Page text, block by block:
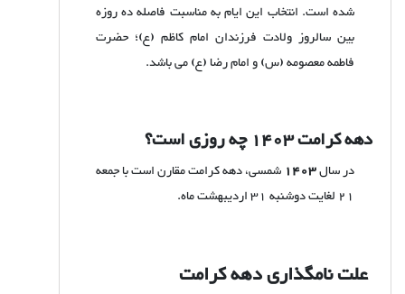
شده است. انتخاب این ایام به مناسبت فاصله ده روزه
بین سالروز ولادت فرزندان امام کاظم (ع)؛ حضرت
فاطمه معصومه (س) و امام رضا (ع) می باشد.
دهه کرامت1403 چه روزی است؟
در سال1403 شمسی، دهه کرامت مقارن است با جمعه
21 لغایت دوشنبه 31 اردیبهشت ماه.
علت نامگذاری دهه کرامت